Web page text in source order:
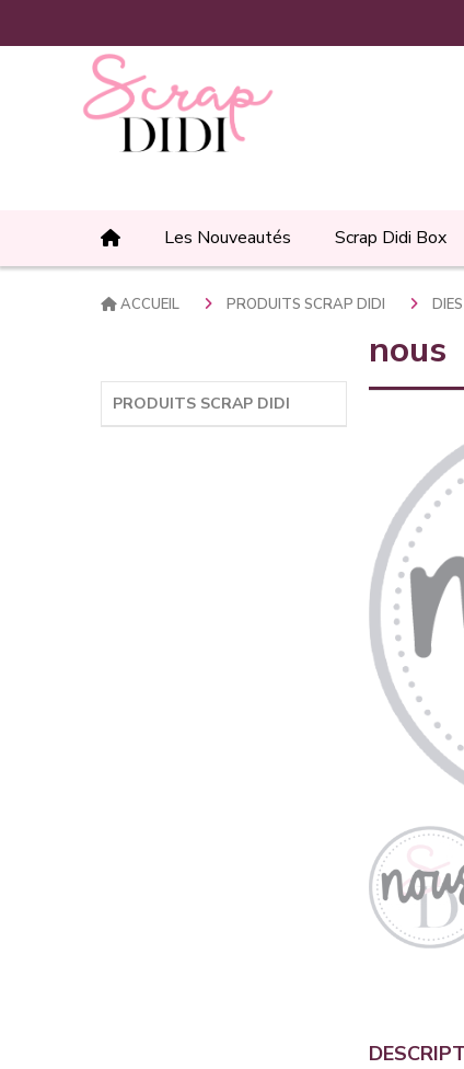
Les Nouveautés Scrap Didi Box
PRODUITS SCRAP DIDI
ACCUEIL PRODUITS SCRAP DIDI DIES
nous